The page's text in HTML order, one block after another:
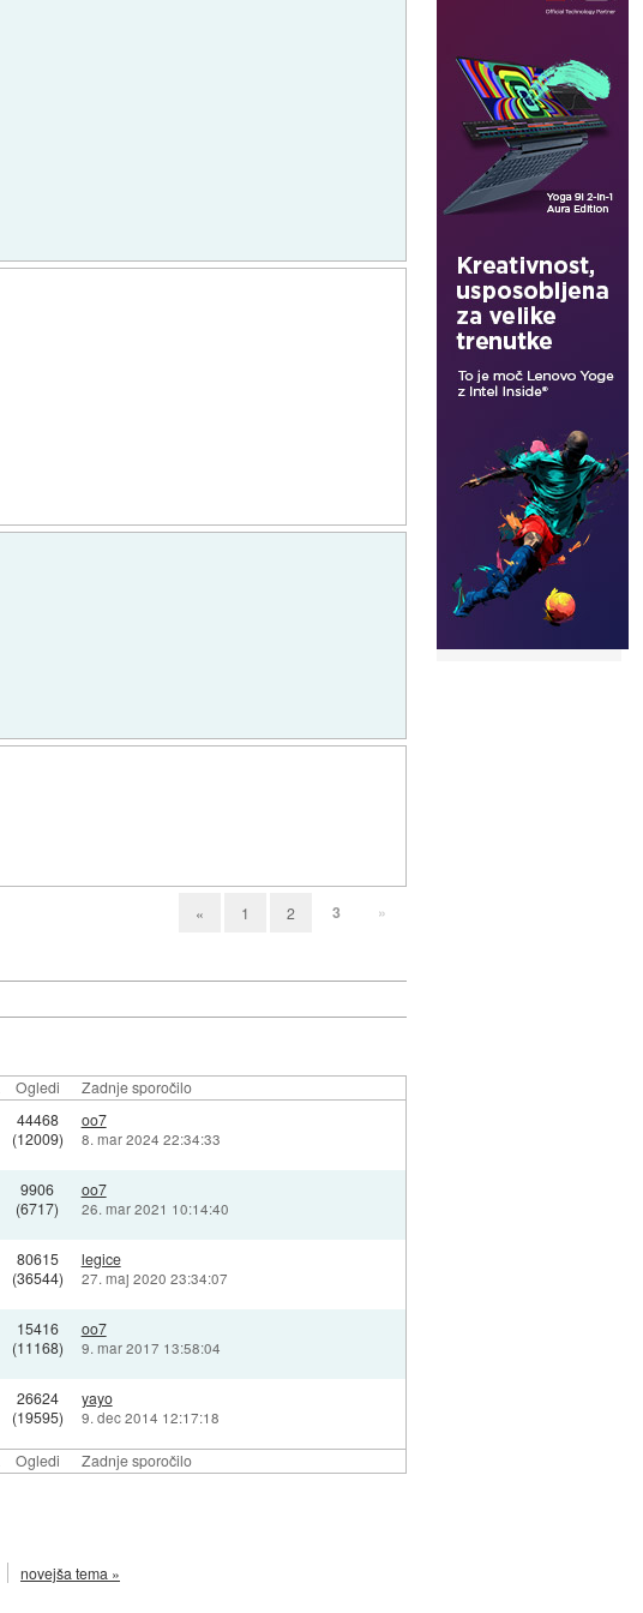
« 1 2 3 »
Ogledi Zadnje sporočilo
Ogledi Zadnje sporočilo
44468
(12009)
oo7
8. mar 2024 22:34:33
9906
(6717)
oo7
26. mar 2021 10:14:40
80615
(36544)
legice
27. maj 2020 23:34:07
15416
(11168)
oo7
9. mar 2017 13:58:04
26624
(19595)
yayo
9. dec 2014 12:17:18
novejša tema »